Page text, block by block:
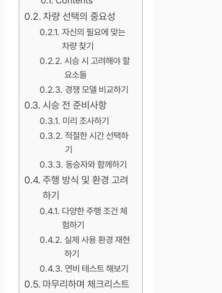
차량 선택의 중요성
자신의 필요에 맞는
차량 찾기
시승 시 고려해야 할
요소들
경쟁 모델 비교하기
시승 전 준비사항
미리 조사하기
적절한 시간 선택하
기
동승자와 함께하기
주행 방식 및 환경 고려
하기
다양한 주행 조건 체
험하기
실제 사용 환경 재현
하기
연비 테스트 해보기
마무리하며 체크리스트